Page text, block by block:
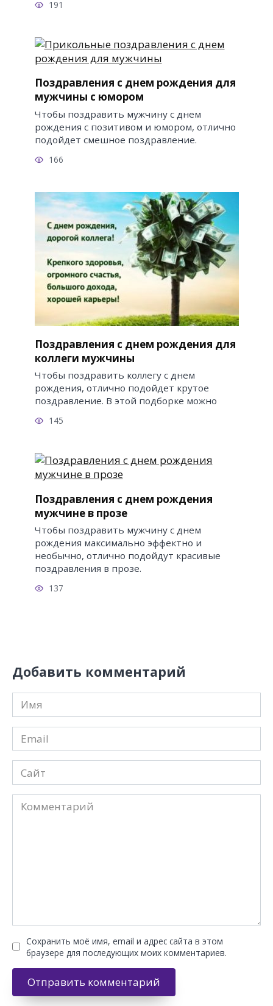
191
Поздравления с днем рождения для
мужчины с юмором
Чтобы поздравить мужчину с днем
рождения с позитивом и юмором, отлично
подойдет смешное поздравление.
166
Поздравления с днем рождения для
коллеги мужчины
Чтобы поздравить коллегу с днем
рождения, отлично подойдет крутое
поздравление. В этой подборке можно
145
Поздравления с днем рождения
мужчине в прозе
Чтобы поздравить мужчину с днем
рождения максимально эффектно и
необычно, отлично подойдут красивые
поздравления в прозе.
137
Добавить комментарий
Имя
*
Email
*
Сайт
Комментарий
Сохранить моё имя, email и адрес сайта в этом
браузере для последующих моих комментариев.